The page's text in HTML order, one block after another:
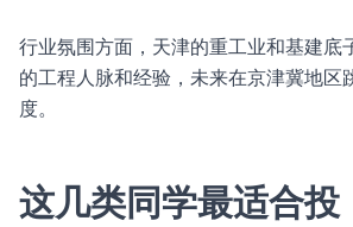
行业氛围方面，天津的重工业和基建底
的工程人脉和经验，未来在京津冀地区
度。
这几类同学最适合投